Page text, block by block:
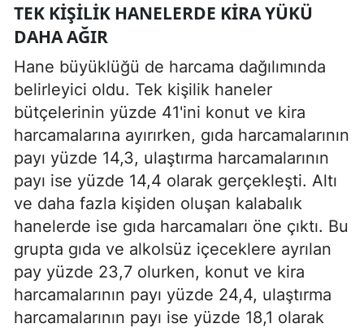
TEK KIŞILIK HANELERDE KIRA YÜKÜ
DAHA AĞIR
Hane büyüklüğü de harcama dağılımında
belirleyici oldu. Tek kişilik haneler
bütçelerinin yüzde 41'ini konut ve kira
harcamalarına ayırırken, gıda harcamalarının
payı yüzde 14,3, ulaştırma harcamalarının
payı ise yüzde 14,4 olarak gerçekleşti. Altı
ve daha fazla kişiden oluşan kalabalık
hanelerde ise gıda harcamaları öne çıktı. Bu
grupta gıda ve alkolsüz içeceklere ayrılan
pay yüzde 23,7 olurken, konut ve kira
harcamalarının payı yüzde 24,4, ulaştırma
harcamalarının payı ise yüzde 18,1 olarak